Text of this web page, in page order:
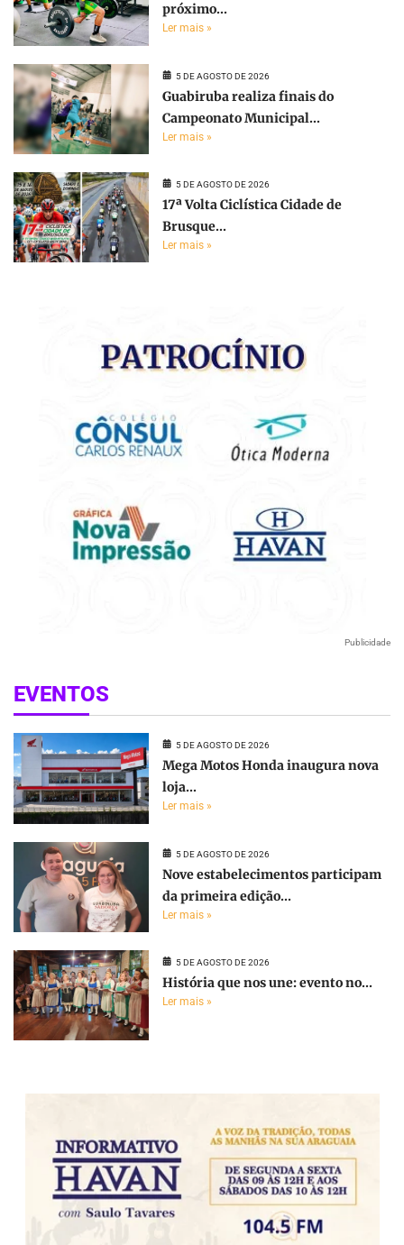
próximo...
Ler mais »
5 DE AGOSTO DE 2026
Guabiruba realiza finais do
Campeonato Municipal...
Ler mais »
5 DE AGOSTO DE 2026
17ª Volta Ciclística Cidade de
Brusque...
Ler mais »
Publicidade
EVENTOS
5 DE AGOSTO DE 2026
Mega Motos Honda inaugura nova
loja...
Ler mais »
5 DE AGOSTO DE 2026
Nove estabelecimentos participam
da primeira edição...
Ler mais »
5 DE AGOSTO DE 2026
História que nos une: evento no...
Ler mais »